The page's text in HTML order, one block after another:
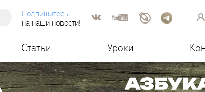
Подпишитесь
на наши новости!
Статьи Уроки